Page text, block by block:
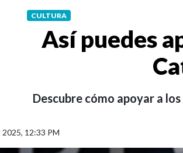
CULTURA
Así puedes
Descubre cómo apoyar a
12:33 PM